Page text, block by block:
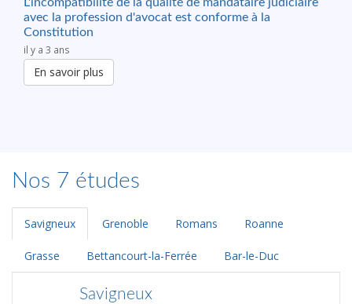
avec la profession d'avocat est conforme à la
Constitution
il y a 3 ans
En savoir plus
Nos 7 études
Savigneux Grenoble Romans Roanne
Grasse Bettancourt-la-Ferrée Bar-le-Duc
Savigneux